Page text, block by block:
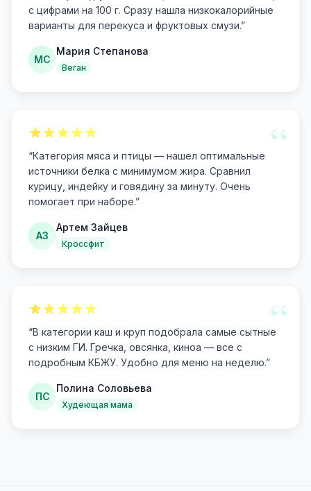
с цифрами на 100 г. Сразу нашла низкокалорийные
варианты для перекуса и фруктовых смузи.”
МС
Мария Степанова
Веган
“
“Категория мяса и птицы — нашел оптимальные
источники белка с минимумом жира. Сравнил
курицу, индейку и говядину за минуту. Очень
помогает при наборе.”
АЗ
Артем Зайцев
Кроссфит
“
“В категории каш и круп подобрала самые сытные
с низким ГИ. Гречка, овсянка, киноа — все с
подробным КБЖУ. Удобно для меню на неделю.”
ПС
Полина Соловьева
Худеющая мама